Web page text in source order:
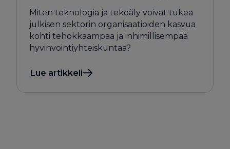
Miten teknologia ja tekoäly voivat tukea
julkisen sektorin organisaatioiden kasvua
kohti tehokkaampaa ja inhimillisempää
hyvinvointiyhteiskuntaa?
Lue artikkeli